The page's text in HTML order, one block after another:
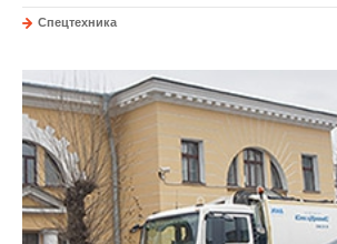
Спецтехника